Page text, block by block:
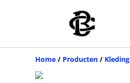
Home / Producten / Kleding